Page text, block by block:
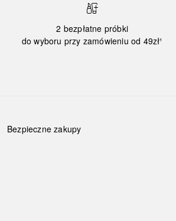
2 bezpłatne próbki
do wyboru przy zamówieniu od 49zł¹
Bezpieczne zakupy